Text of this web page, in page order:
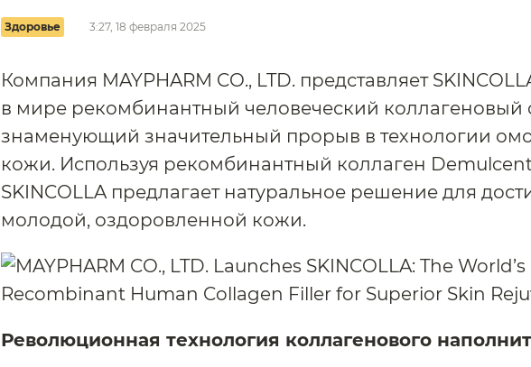
Здоровье 3:27, 18 февраля 2025
Компания MAYPHARM CO., LTD. представляет
в мире рекомбинантный человеческий коллагеновый
знаменующий значительный прорыв в технологии
кожи. Используя рекомбинантный коллаген
SKINCOLLA предлагает натуральное решение для
молодой, оздоровленной кожи.
Революционная технология коллагенового